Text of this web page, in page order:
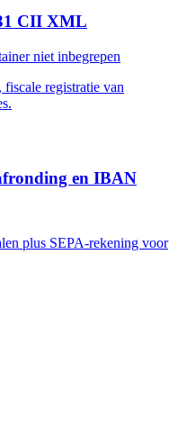
CII XML
niet inbegrepen
registratie van
en IBAN
plus SEPA-rekening voor